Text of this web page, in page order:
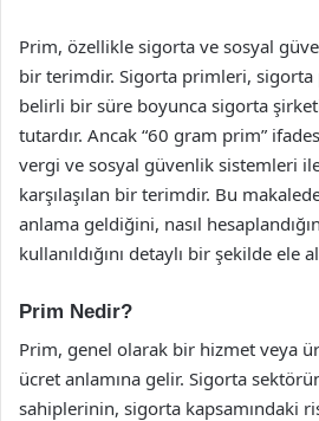
Prim, özellikle sigorta ve sosyal
bir terimdir. Sigorta primleri, sigorta
belirli bir süre boyunca sigorta
tutardır. Ancak “60 gram prim”
vergi ve sosyal güvenlik sistemleri
karşılaşılan bir terimdir. Bu
anlama geldiğini, nasıl
kullanıldığını detaylı bir şekilde ele
Prim Nedir?
Prim, genel olarak bir hizmet veya
ücret anlamına gelir. Sigorta
sahiplerinin, sigorta kapsamındaki